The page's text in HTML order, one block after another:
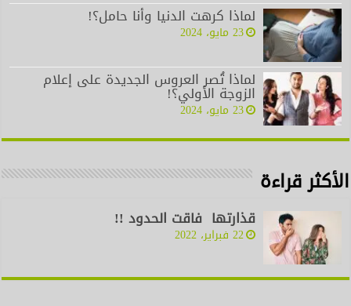
لماذا كرهت الدنيا وأنا حامل؟!
23 مايو، 2024
لماذا تُصر العروس الجديدة على إعلام
الزوجة الأولي؟!
23 مايو، 2024
الأكثر قراءة
قذارتها فاقت الحدود !!
22 فبراير، 2022